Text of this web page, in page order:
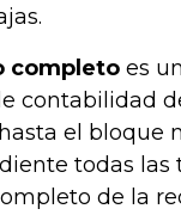
completo es
contabilidad
el bloque
todas las
de la